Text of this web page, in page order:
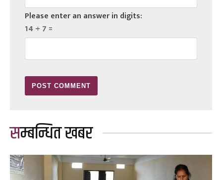
Please enter an answer in digits:
14 + 7 =
सम्बन्धित खबर